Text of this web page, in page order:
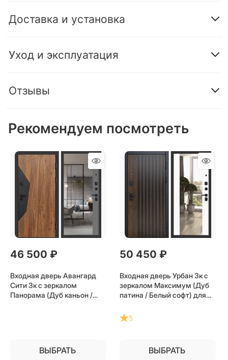
Доставка и установка
Уход и эксплуатация
Отзывы
Рекомендуем посмотреть
46 500 ₽
Входная дверь Авангард
Сити 3к с зеркалом
Панорама (Дуб каньон /
ВЫБРАТЬ
50 450 ₽
Входная дверь Урбан 3к с
зеркалом Максимум (Дуб
патина / Белый софт) для
5
ВЫБРАТЬ